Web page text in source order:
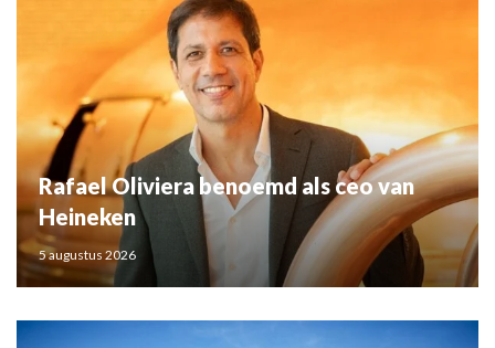
Rafael Oliviera benoemd als ceo van
Heineken
5 augustus 2026